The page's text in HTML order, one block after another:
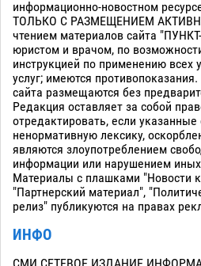
информационно-новостном
ТОЛЬКО С РАЗМЕЩЕНИЕМ
чтением материалов сайта
юристом и врачом, по
инструкцией по применению всех
услуг; имеются
сайта размещаются без
Редакция оставляет за собой
отредактировать, если
ненормативную лексику,
являются злоупотреблением
информации или нарушением
Материалы с плашками "Новости
"Партнерский материал",
релиз" публикуются на правах
ИНФО